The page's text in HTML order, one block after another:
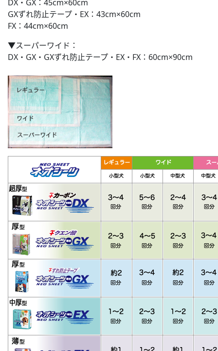
DX・GX：45cm×60cm
GXずれ防止テープ・EX：43cm×60cm
FX：44cm×60cm
▼スーパーワイド：
DX・GX・GXずれ防止テープ・EX・FX：60cm×90cm